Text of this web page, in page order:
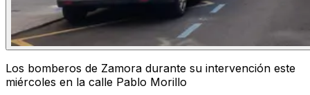
Los bomberos de Zamora durante su intervención este
miércoles en la calle Pablo Morillo